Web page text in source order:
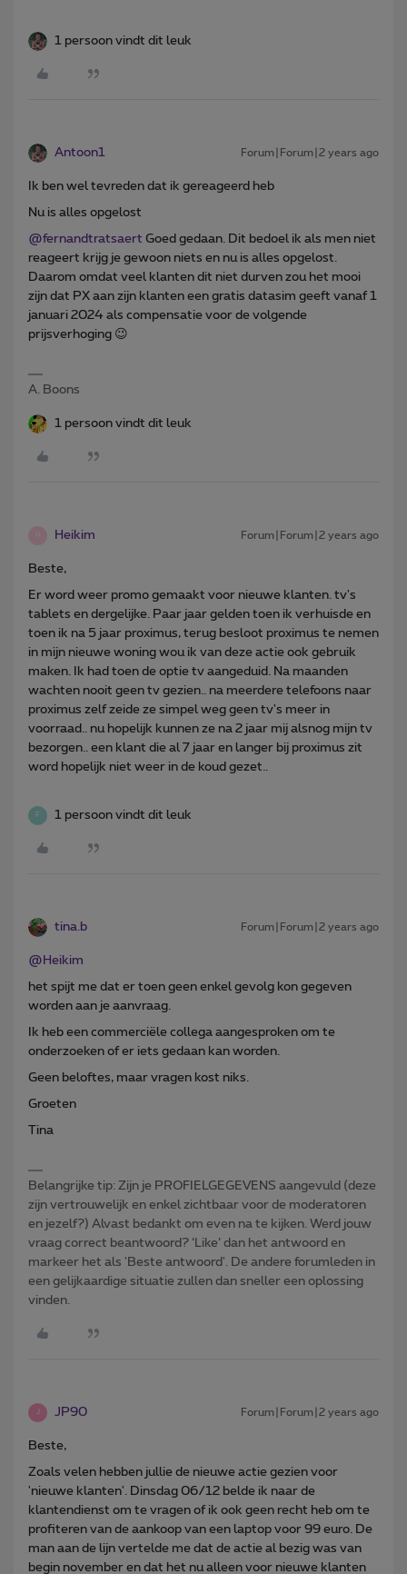
1 persoon vindt dit leuk
Antoon1 Forum|Forum|2 years ago
Ik ben wel tevreden dat ik gereageerd heb
Nu is alles opgelost
@fernandtratsaert Goed gedaan. Dit bedoel ik als men niet
reageert krijg je gewoon niets en nu is alles opgelost.
Daarom omdat veel klanten dit niet durven zou het mooi
zijn dat PX aan zijn klanten een gratis datasim geeft vanaf 1
januari 2024 als compensatie voor de volgende
prijsverhoging 😉
A. Boons
1 persoon vindt dit leuk
Heikim Forum|Forum|2 years ago
Beste,
Er word weer promo gemaakt voor nieuwe klanten. tv's
tablets en dergelijke. Paar jaar gelden toen ik verhuisde en
toen ik na 5 jaar proximus, terug besloot proximus te nemen
in mijn nieuwe woning wou ik van deze actie ook gebruik
maken. Ik had toen de optie tv aangeduid. Na maanden
wachten nooit geen tv gezien.. na meerdere telefoons naar
proximus zelf zeide ze simpel weg geen tv's meer in
voorraad.. nu hopelijk kunnen ze na 2 jaar mij alsnog mijn tv
bezorgen.. een klant die al 7 jaar en langer bij proximus zit
word hopelijk niet weer in de koud gezet..
F 1 persoon vindt dit leuk
tina.b Forum|Forum|2 years ago
@Heikim
het spijt me dat er toen geen enkel gevolg kon gegeven
worden aan je aanvraag.
Ik heb een commerciële collega aangesproken om te
onderzoeken of er iets gedaan kan worden.
Geen beloftes, maar vragen kost niks.
Groeten
Tina
Belangrijke tip: Zijn je PROFIELGEGEVENS aangevuld (deze
zijn vertrouwelijk en enkel zichtbaar voor de moderatoren
en jezelf?) Alvast bedankt om even na te kijken. Werd jouw
vraag correct beantwoord? ‘Like’ dan het antwoord en
markeer het als 'Beste antwoord'. De andere forumleden in
een gelijkaardige situatie zullen dan sneller een oplossing
vinden.
J JP90 Forum|Forum|2 years ago
Beste,
Zoals velen hebben jullie de nieuwe actie gezien voor
'nieuwe klanten'. Dinsdag 06/12 belde ik naar de
klantendienst om te vragen of ik ook geen recht heb om te
profiteren van de aankoop van een laptop voor 99 euro. De
man aan de lijn vertelde me dat de actie al bezig was van
begin november en dat het nu alleen voor nieuwe klanten